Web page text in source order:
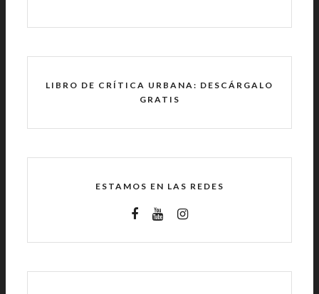
LIBRO DE CRÍTICA URBANA: DESCÁRGALO
GRATIS
ESTAMOS EN LAS REDES